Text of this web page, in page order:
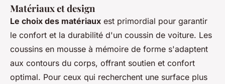
Matériaux et design
Le choix des matériaux est primordial pour garantir
le confort et la durabilité d'un coussin de voiture. Les
coussins en mousse à mémoire de forme s'adaptent
aux contours du corps, offrant soutien et confort
optimal. Pour ceux qui recherchent une surface plus